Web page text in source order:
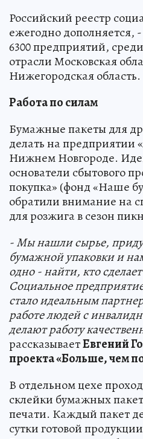
Российский реестр
ежегодно дополняется,
6300 предприятий,
отрасли Московская
Нижегородская область.
Работа по силам
Бумажные пакеты для
делать на предприятии
Нижнем Новгороде.
основатели сбытового
покупка» (фонд «Наше
обратили внимание на
для розжига в сезон
- Мы нашли сырье,
бумажной упаковки и
одно - найти, кто
Социальное
стало идеальным
работе людей с
делают работу
рассказываетЕвгений
проекта «Больше, чем
В отдельном цехе
склейки бумажных
печати. Каждый пакет
сутки готовой